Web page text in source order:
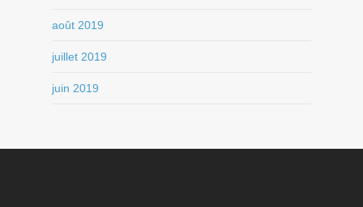
août 2019
juillet 2019
juin 2019